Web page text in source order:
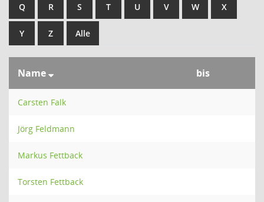
Q R S T U V W X
Y Z Alle
Name bis
Carsten Falk
Jörg Feldmann
Markus Fettback
Torsten Fettback